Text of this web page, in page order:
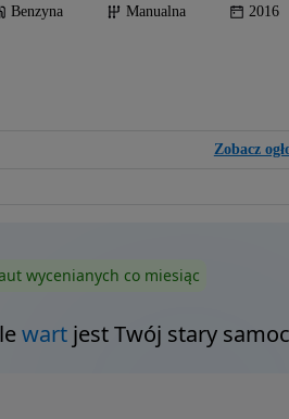
Benzyna Manualna 2016
Zobacz
wycenianych co miesiąc
wartjest Twój stary